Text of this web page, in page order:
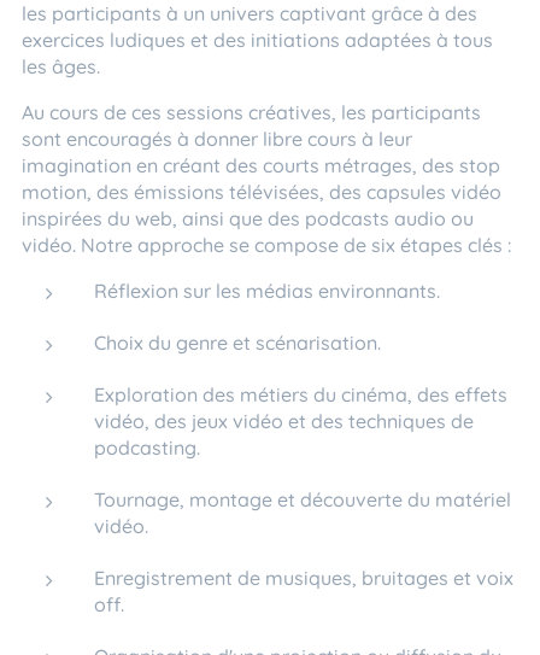
les participants à un univers captivant grâce à des
exercices ludiques et des initiations adaptées à tous
les âges.
Au cours de ces sessions créatives, les participants
sont encouragés à donner libre cours à leur
imagination en créant des courts métrages, des stop
motion, des émissions télévisées, des capsules vidéo
inspirées du web, ainsi que des podcasts audio ou
vidéo. Notre approche se compose de six étapes clés :
Réflexion sur les médias environnants.
Choix du genre et scénarisation.
Exploration des métiers du cinéma, des effets
vidéo, des jeux vidéo et des techniques de
podcasting.
Tournage, montage et découverte du matériel
vidéo.
Enregistrement de musiques, bruitages et voix
off.